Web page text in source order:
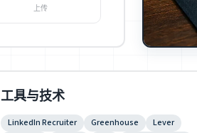
上传
工具与技术
LinkedIn Recruiter Greenhouse
Lever